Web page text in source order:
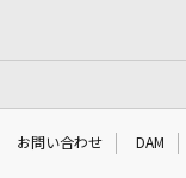
お問い合わせ DAM